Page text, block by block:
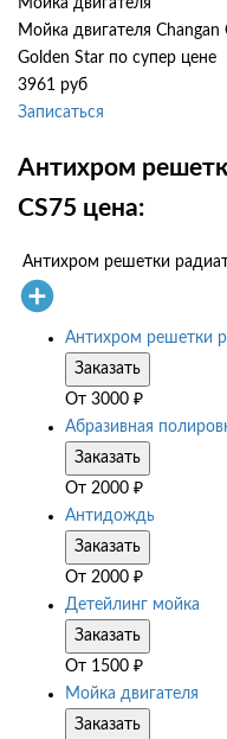
Мойка двигателя
Мойка двигателя
Golden Star по супер цене
3961 руб
Записаться
Антихром
CS75 цена:
Антихром решетки
Антихром решетки
Заказать
От 3000 ₽
Абразивная
Заказать
От 2000 ₽
Антидождь
Заказать
От 2000 ₽
Детейлинг мойка
Заказать
От 1500 ₽
Мойка двигателя
Заказать